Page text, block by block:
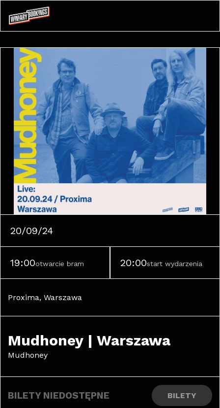
20/09/24
19:00otwarcie bram 20:00start wydarzenia
Proxima, Warszawa
Mudhoney | Warszawa
Mudhoney
BILETY NIEDOSTĘPNE BILETY